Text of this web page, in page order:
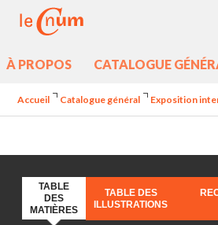
À PROPOS CATALOGUE
Accueil Catalogue général Exposition
TABLE
DES
MATIÈRES
TABLE DES
ILLUSTRATIONS